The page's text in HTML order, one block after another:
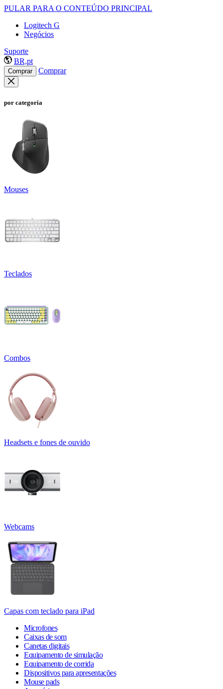
PULAR PARA O CONTEÚDO PRINCIPAL
Logitech G
Negócios
Suporte
BR,pt
Comprar Comprar
por categoria
Mouses
Teclados
Combos
Headsets e fones de ouvido
Webcams
Capas com teclado para iPad
Microfones
Caixas de som
Canetas digitais
Equipamento de simulação
Equipamento de corrida
Dispositivos para apresentações
Mouse pads